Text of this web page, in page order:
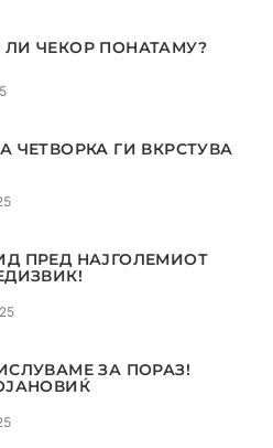
ЧЕКОР ПОНАТАМУ?
ЧЕТВОРКА ГИ ВКРСТУВА
ПРЕД НАЈГОЛЕМИОТ
ЗА ПОРАЗ!